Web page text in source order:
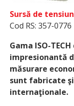
Sursă de
Cod RS: 357-0776
Gama ISO-
impresionantă
măsurare
sunt fabricate
internaţionale.